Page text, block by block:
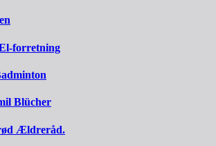
forretning
Blücher
Ældreråd.